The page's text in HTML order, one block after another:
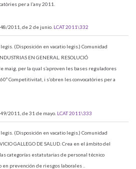
per a l’any 2011.
2011, de 2 de junio. LCAT 2011\332
(Disposición en vacatio legis.) Comunidad
EN GENERAL. RESOLUCIÓ
maig, per la qual s’aproven les bases reguladores
Competitivitat, i s’obren les convocatòries per a
2011, de 31 de mayo. LCAT 2011\333
(Disposición en vacatio legis.) Comunidad
GALLEGO DE SALUD. Crea en el ámbito del
categorías estatutarias de personal técnico
prevención de riesgos laborales ..